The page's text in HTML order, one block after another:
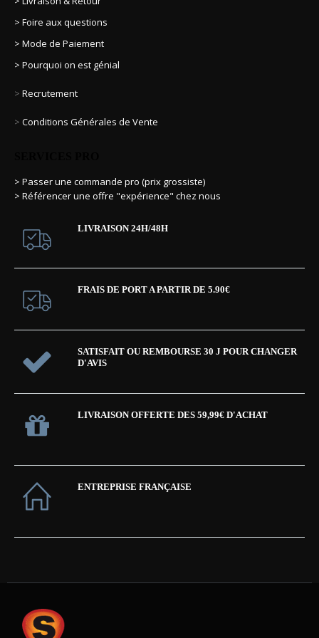
> Foire aux questions
> Mode de Paiement
> Pourquoi on est génial
> Recrutement
> Conditions Générales de Vente
> Passer une commande pro (prix grossiste)
> Référencer une offre "expérience" chez nous
LIVRAISON 24H/48H
FRAIS DE PORT A PARTIR DE 5.90€
SATISFAIT OU REMBOURSE 30 J POUR CHANGER
D'AVIS
LIVRAISON OFFERTE DES 59,99€ D'ACHAT
ENTREPRISE FRANÇAISE